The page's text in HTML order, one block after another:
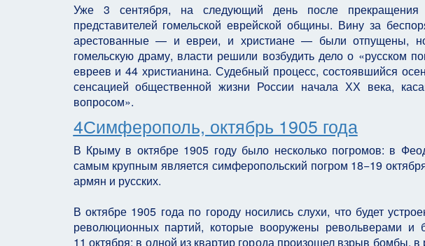
Уже 3 сентября, на следующий день после прекращения
представителей гомельской еврейской общины. Вину за
арестованные — и евреи, и христиане — были отпущены,
гомельскую драму, власти решили возбудить дело о «русском
евреев и 44 христианина. Судебный процесс, состоявшийся
сенсацией общественной жизни России начала ХХ века,
вопросом».
4Симферополь, октябрь 1905 года
В Крыму в октябре 1905 году было несколько погромов: в
самым крупным является симферопольский погром 18−19
армян и русских.
В октябре 1905 года по городу носились слухи, что будет
революционных партий, которые вооружены револьверами
11 октября: в одной из квартир города произошел взрыв бомбы, в